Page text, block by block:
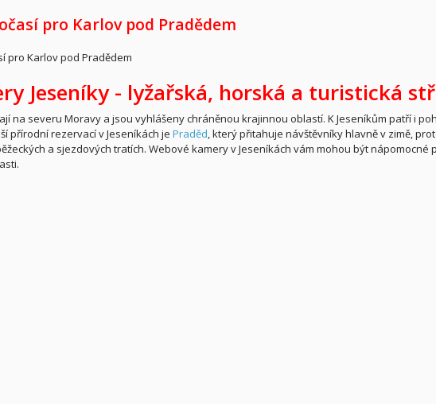
pro Karlov pod Pradědem
Jeseníky - lyžařská, horská a turistická
na severu Moravy a jsou vyhlášeny chráněnou krajinnou oblastí. K Jeseníkům patří i
přírodní rezervací v Jeseníkách je Praděd , který přitahuje návštěvníky hlavně v zimě,
a sjezdových tratích. Webové kamery v Jeseníkách vám mohou být nápomocné